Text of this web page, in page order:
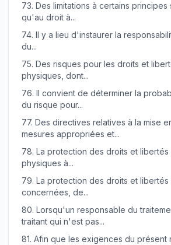
73. Des limitations à certains
qu'au droit à...
74. Il y a lieu d'instaurer la
du...
75. Des risques pour les droits et
physiques, dont...
76. Il convient de déterminer la
du risque pour...
77. Des directives relatives à la mise
mesures appropriées et...
78. La protection des droits et
physiques à...
79. La protection des droits et
concernées, de...
80. Lorsqu'un responsable du
traitant qui n'est pas...
81. Afin que les exigences du présent